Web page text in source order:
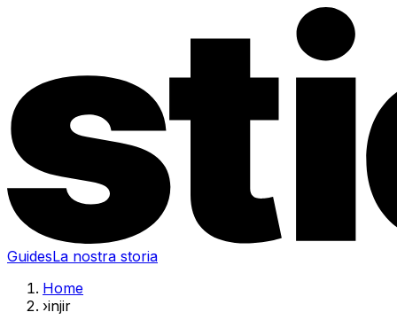
GuidesLa nostra storia
Home
›injir